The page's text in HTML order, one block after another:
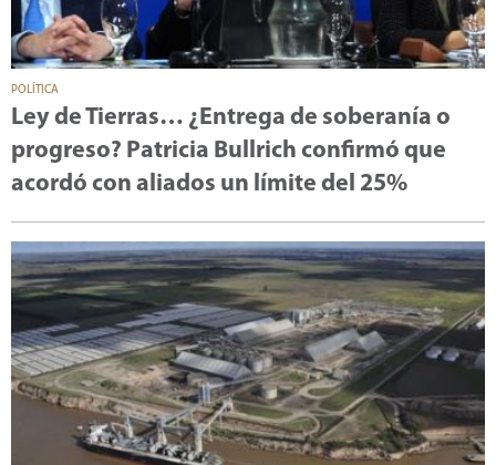
POLÍTICA
Ley de Tierras… ¿Entrega de soberanía o
progreso? Patricia Bullrich confirmó que
acordó con aliados un límite del 25%